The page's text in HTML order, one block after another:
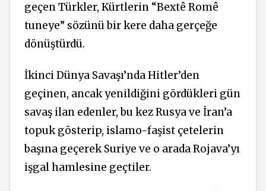
geçen Türkler, Kürtlerin “Bextê Romê
tuneye” sözünü bir kere daha gerçeğe
dönüştürdü.
İkinci Dünya Savaşı’nda Hitler’den
geçinen, ancak yenildiğini gördükleri gün
savaş ilan edenler, bu kez Rusya ve İran’a
topuk gösterip, islamo-faşist çetelerin
başına geçerek Suriye ve o arada Rojava’yı
işgal hamlesine geçtiler.